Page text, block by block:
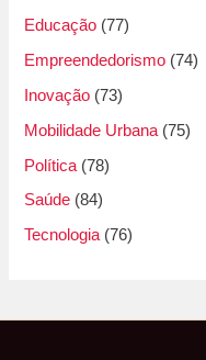
Educação (77)
Empreendedorismo (74)
Inovação (73)
Mobilidade Urbana (75)
Política (78)
Saúde (84)
Tecnologia(76)